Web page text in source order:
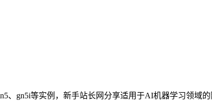
、gn5i等实例，新手站长网分享适用于AI机器学习领域